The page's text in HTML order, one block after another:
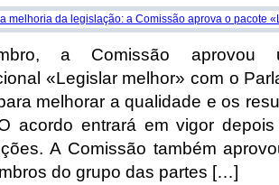
a Comissão aprovou
«Legislar melhor» com o
melhorar a qualidade e os
acordo entrará em vigor
A Comissão também
do grupo das partes […]